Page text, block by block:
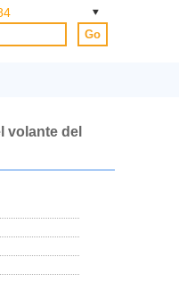
Go
volante del